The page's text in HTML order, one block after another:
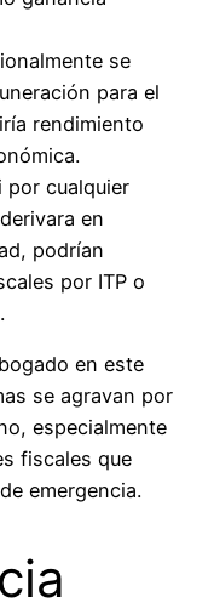
se
para el
rendimiento
por cualquier
en
podrían
por ITP o
en este
se agravan por
especialmente
fiscales que
emergencia.